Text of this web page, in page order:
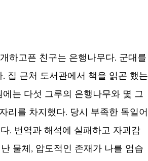
하고픈 친구는 은행나무다. 군대를
집 근처 도서관에서 책을 읽곤 했는
는 다섯 그루의 은행나무와 몇 그
리를 차지했다. 당시 부족한 독일어
. 번역과 해석에 실패하고 자괴감
물체, 압도적인 존재가 나를 엄습